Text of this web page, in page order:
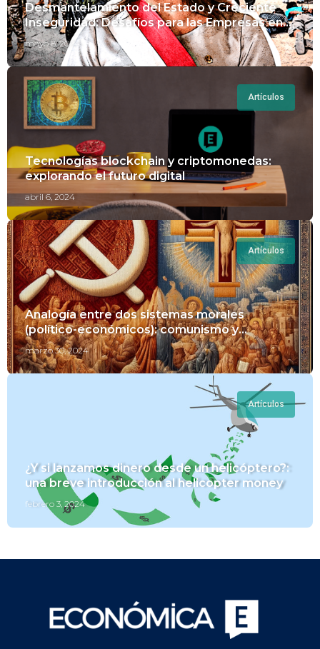
Desmantelamiento del Estado y Creciente
Inseguridad: Desafíos para las Empresas en
Perú.
mayo 8, 2024
Artículos
Tecnologías blockchain y criptomonedas:
explorando el futuro digital
abril 6, 2024
Artículos
Analogía entre dos sistemas morales
(político-económicos): comunismo y
cristianismo
marzo 30, 2024
Artículos
¿Y si lanzamos dinero desde un helicóptero?:
una breve introducción al helicopter money
febrero 3, 2024